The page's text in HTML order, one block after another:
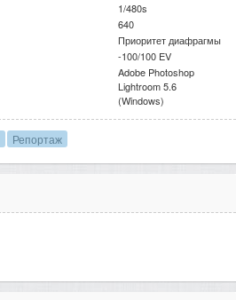
1/480s
640
Приоритет диафрагмы
-100/100 EV
Adobe Photoshop
Lightroom 5.6
(Windows)
Репортаж